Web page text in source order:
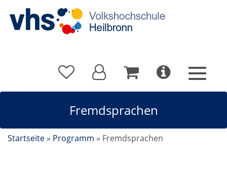
Fremdsprachen
Startseite » Programm » Fremdsprachen